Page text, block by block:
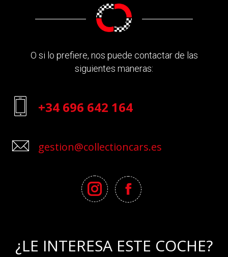
O si lo prefiere, nos puede contactar de las
siguientes maneras:
+34 696 642 164
gestion@collectioncars.es
¿LE INTERESA ESTE COCHE?